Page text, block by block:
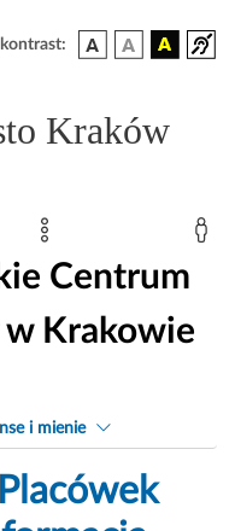
kontrast:
Kraków
Centrum
w Krakowie
i mienie